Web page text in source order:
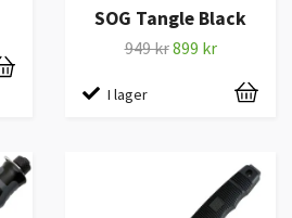
SOG Tangle Black
949 kr899 kr
I lager